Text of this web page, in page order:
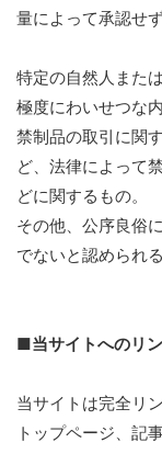
量によって承認せ
特定の自然人また
極度にわいせつな
禁制品の取引に関
ど、法律によって
どに関するもの。
その他、公序良俗
でないと認められる
■当サイトへのリ
当サイトは完全リ
トップページ、記